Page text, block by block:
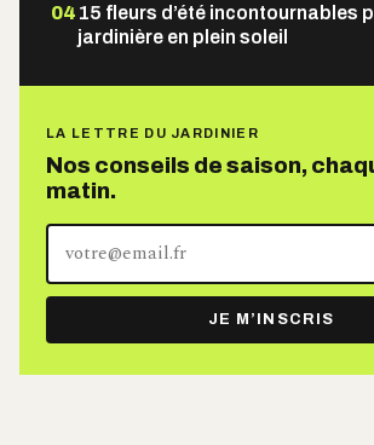
04 15 fleurs d’été incontournables
jardinière en plein soleil
LA LETTRE DU JARDINIER
Nos conseils de saison,
matin.
Votre
adresse
e-
mail
JE M’INSCRIS